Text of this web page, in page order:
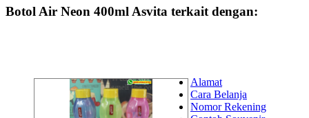
Botol Air Neon 400ml Asvita terkait dengan:
Alamat
Cara Belanja
Nomor Rekening